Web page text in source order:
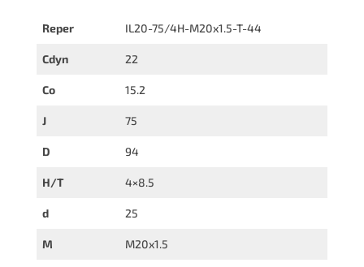
Reper IL20-75/4H-M20x1.5-T-44
Cdyn 22
Co 15.2
J 75
D 94
H/T 4×8.5
d 25
M M20x1.5